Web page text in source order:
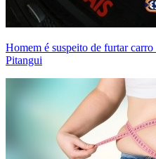
Homem é suspeito de furtar
Pitangui